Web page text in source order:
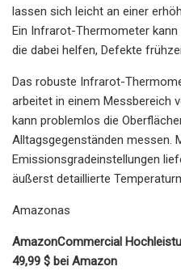
lassen sich leicht an einer
Ein Infrarot-Thermometer
die dabei helfen, Defekte
Das robuste Infrarot-
arbeitet in einem Messbereich
kann problemlos die
Alltagsgegenständen messen.
Emissionsgradeinstellungen
äußerst detaillierte
Amazonas
AmazonCommercial
49,99 $ bei Amazon